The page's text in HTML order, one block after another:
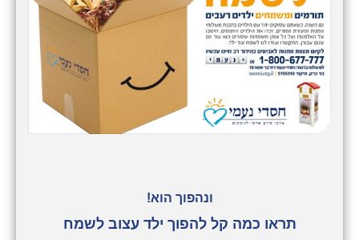
ונהפוך הוא!
תראו כמה קל להפוך ילד עצוב לשמח